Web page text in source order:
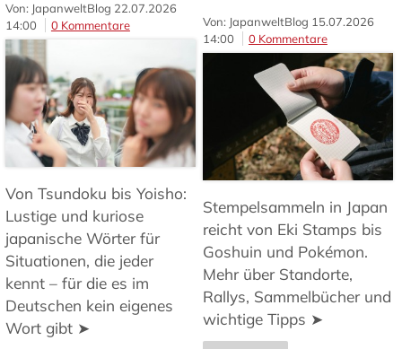
Von: JapanweltBlog 22.07.2026
14:00
0 Kommentare
Von Tsundoku bis Yoisho:
Lustige und kuriose
japanische Wörter für
Situationen, die jeder
kennt – für die es im
Deutschen kein eigenes
Wort gibt ➤
Von: JapanweltBlog 15.07.2026
14:00
0 Kommentare
Stempelsammeln in Japan
reicht von Eki Stamps bis
Goshuin und Pokémon.
Mehr über Standorte,
Rallys, Sammelbücher und
wichtige Tipps ➤